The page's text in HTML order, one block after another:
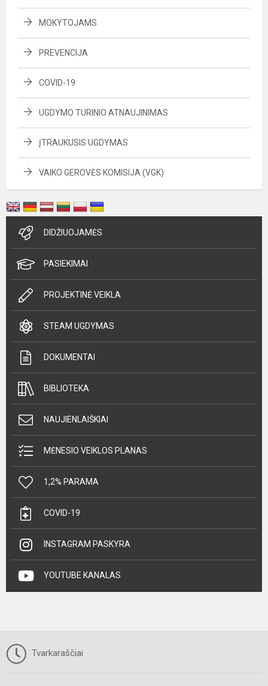
MOKYTOJAMS
PREVENCIJA
COVID-19
UGDYMO TURINIO ATNAUJINIMAS
ĮTRAUKUSIS UGDYMAS
VAIKO GEROVĖS KOMISIJA (VGK)
DIDŽIUOJAMĖS
PASIEKIMAI
PROJEKTINĖ VEIKLA
STEAM UGDYMAS
DOKUMENTAI
BIBLIOTEKA
NAUJIENLAIŠKIAI
MĖNESIO VEIKLOS PLANAS
1,2% PARAMA
COVID-19
INSTAGRAM PASKYRA
YOUTUBE KANALAS
Tvarkaraščiai